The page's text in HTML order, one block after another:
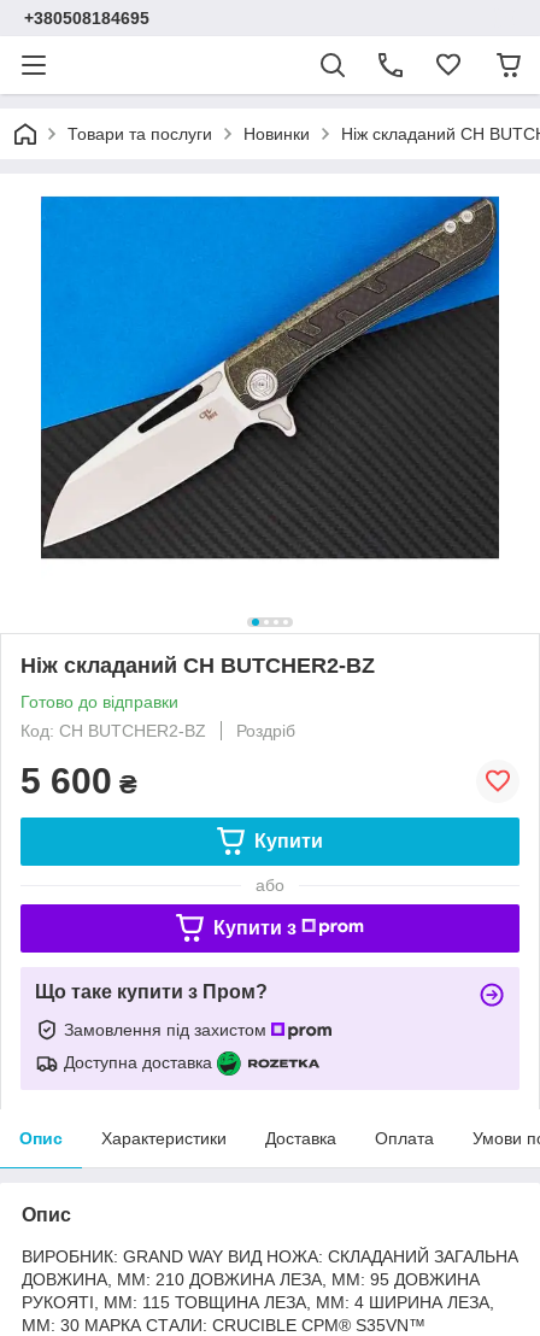
+380508184695
Товари та послуги Новинки Ніж складаний CH
Ніж складаний CH BUTCHER2-BZ
Готово до відправки
Код: CH BUTCHER2-BZ
Роздріб
5 600 ₴
Купити
або
Купити з
Що таке купити з Пром?
Замовлення під захистом
Доступна доставка
Опис Характеристики Доставка Оплата Умови
Опис
ВИРОБНИК: GRAND WAY ВИД НОЖА: СКЛАДАНИЙ ЗАГАЛЬНА
ДОВЖИНА, ММ: 210 ДОВЖИНА ЛЕЗА, ММ: 95 ДОВЖИНА
РУКОЯТІ, ММ: 115 ТОВЩИНА ЛЕЗА, ММ: 4 ШИРИНА ЛЕЗА,
ММ: 30 МАРКА СТАЛИ: CRUCIBLE CPM® S35VN™